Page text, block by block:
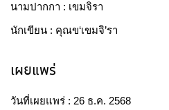
นามปากกา : เขมจิรา
นักเขียน : คุณข‘เขมจิ’รา
เผยแพร่
วันที่เผยแพร่ : 26 ธ.ค. 2568